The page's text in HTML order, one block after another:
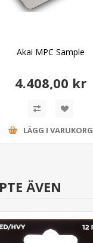
Akai MPC Sample
4.408,00 kr
LÄGG I VARUKORG
ÄVEN